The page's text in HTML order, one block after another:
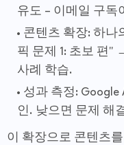
유도 – 이메일 구독
콘텐츠 확장: 하나
픽 문제 1: 초보 편"
사례 학습.
성과 측정:
인. 낮으면 문제 해
이 확장으로 콘텐츠